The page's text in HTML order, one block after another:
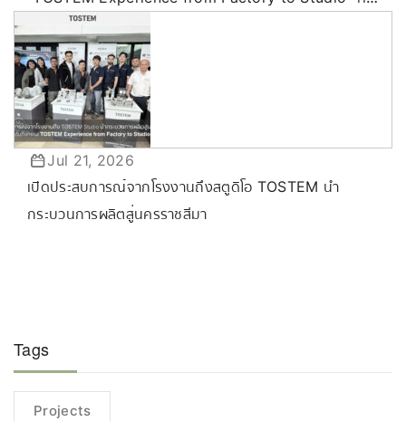
ขอนแก่น
Jul 21, 2026
เปิดประสบการณ์จากโรงงานถึงสตูดิโอ TOSTEM นำ
กระบวนการผลิตสู่นครราชสีมา
Tags
Projects